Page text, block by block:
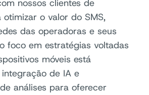
nossos clientes de
o valor do SMS,
das operadoras e seus
foco em estratégias voltadas
móveis está
de IA e
análises para oferecer